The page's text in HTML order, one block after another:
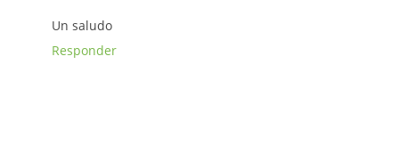
Un saludo
Responder